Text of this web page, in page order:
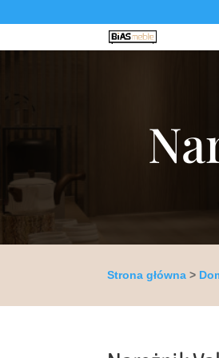
Strona główna >